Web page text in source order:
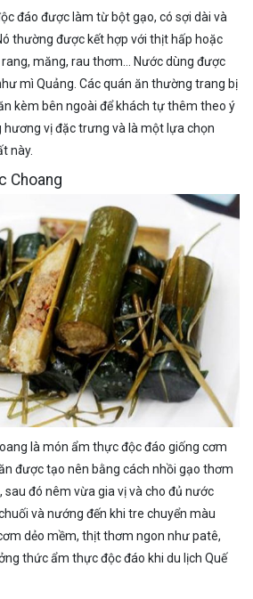
đáo được làm từ bột gạo, có sợi dài và
thường được kết hợp với thịt hấp hoặc
măng, rau thơm… Nước dùng được
mì Quảng. Các quán ăn thường trang bị
kèm bên ngoài để khách tự thêm theo ý
hương vị đặc trưng và là một lựa chọn
này.
Choang
là món ẩm thực độc đáo giống cơm
được tạo nên bằng cách nhồi gạo thơm
đó nêm vừa gia vị và cho đủ nước
và nướng đến khi tre chuyển màu
dẻo mềm, thịt thơm ngon như patê,
thức ẩm thực độc đáo khi du lịch Quế